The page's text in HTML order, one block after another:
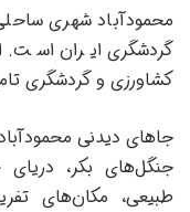
محمودآباد شهری
گردشگری ایران است.
کشاورزی و گردشگری
جا‌های دیدنی
جنگل‌های بکر،
طبیعی، مکان‌های